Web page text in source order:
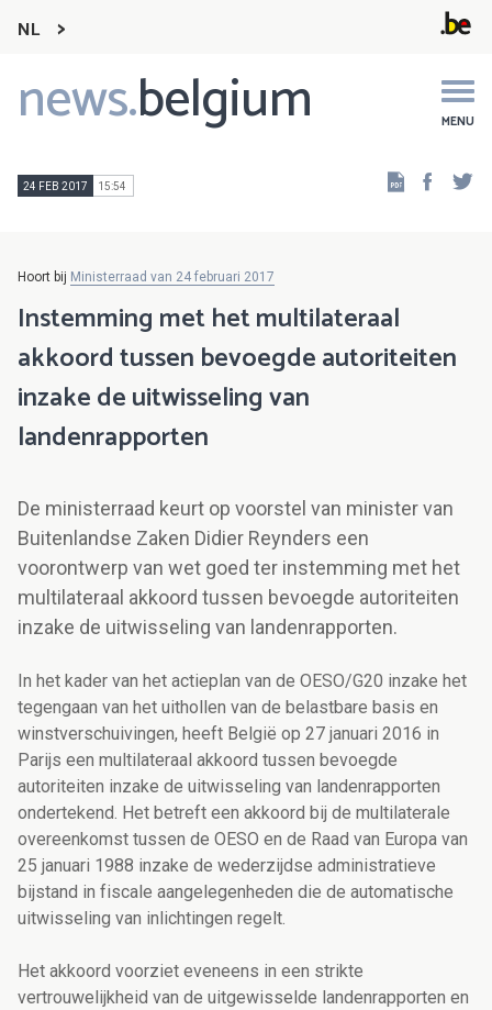
NL
news.belgium MENU
Main
navigation
24 FEB 2017 15:54
Hoort bij Ministerraad van 24 februari 2017
Instemming met het multilateraal
akkoord tussen bevoegde autoriteiten
inzake de uitwisseling van
landenrapporten
De ministerraad keurt op voorstel van minister van
Buitenlandse Zaken Didier Reynders een
voorontwerp van wet goed ter instemming met het
multilateraal akkoord tussen bevoegde autoriteiten
inzake de uitwisseling van landenrapporten.
In het kader van het actieplan van de OESO/G20 inzake het
tegengaan van het uithollen van de belastbare basis en
winstverschuivingen, heeft België op 27 januari 2016 in
Parijs een multilateraal akkoord tussen bevoegde
autoriteiten inzake de uitwisseling van landenrapporten
ondertekend. Het betreft een akkoord bij de multilaterale
overeenkomst tussen de OESO en de Raad van Europa van
25 januari 1988 inzake de wederzijdse administratieve
bijstand in fiscale aangelegenheden die de automatische
uitwisseling van inlichtingen regelt.
Het akkoord voorziet eveneens in een strikte
vertrouwelijkheid van de uitgewisselde landenrapporten en